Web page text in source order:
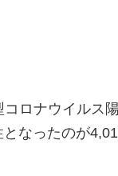
ロナウイルス
なったのが